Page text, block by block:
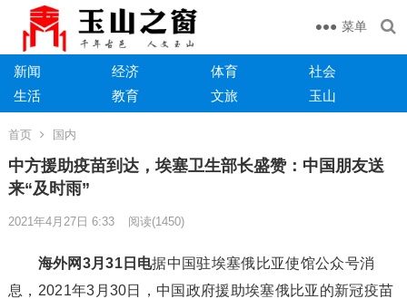
菜单
新闻 经济 体育
社会
生活
教育 文旅 玉山
首页 国内
中方援助疫苗到达，埃塞卫生部长盛赞：中国朋友送
来“及时雨”
2021年4月27日 6:33 阅读(1450)
海外网3月31日电据中国驻埃塞俄比亚使馆公众号消
息，2021年3月30日，中国政府援助埃塞俄比亚的新冠疫苗